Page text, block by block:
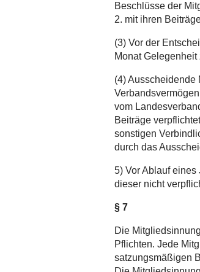
Beschlüsse der
2. mit ihren
(3) Vor der
Monat
(4)
vom
Beiträge
sonstigen
durch das
5) Vor Ablauf
dieser nicht
§ 7
Die
Pflichten. Jede
satzungsmäßigen